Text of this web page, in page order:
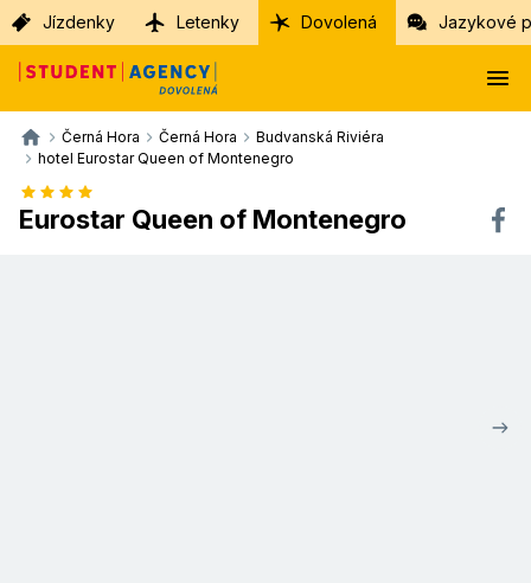
Jízdenky Letenky Dovolená Jazykové
Černá Hora Černá Hora
Budvanská Riviéra
hotel Eurostar Queen of Montenegro
Eurostar Queen of Montenegro